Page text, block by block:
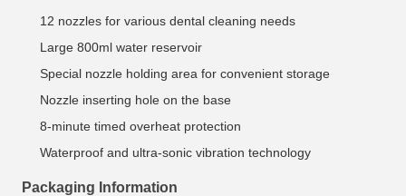
12 nozzles for various dental cleaning needs
Large 800ml water reservoir
Special nozzle holding area for convenient storage
Nozzle inserting hole on the base
8-minute timed overheat protection
Waterproof and ultra-sonic vibration technology
Packaging Information